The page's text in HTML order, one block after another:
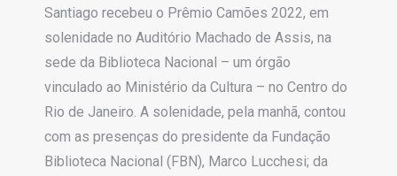
Santiago recebeu o Prêmio Camões 2022, em
solenidade no Auditório Machado de Assis, na
sede da Biblioteca Nacional – um órgão
vinculado ao Ministério da Cultura – no Centro do
Rio de Janeiro. A solenidade, pela manhã, contou
com as presenças do presidente da Fundação
Biblioteca Nacional (FBN), Marco Lucchesi; da